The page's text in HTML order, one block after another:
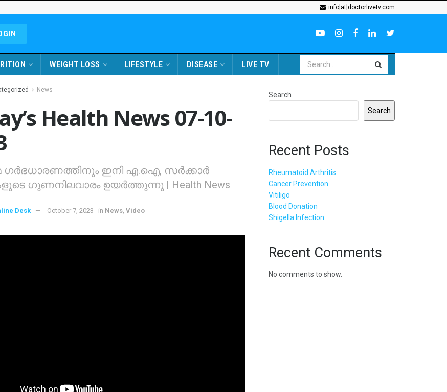
info[at]doctorlivetv.com
WEIGHT LOSS LIFESTYLE DISEASE LIVE TV
News
Health News 07-10-
ഗര്‍ഭധാരണത്തിനും ഇനി എ.ഐ, സര്‍ക്കാര്‍
ഗുണനിലവാരം ഉയര്‍ത്തുന്നു | Health News
Desk October 7, 2023 in News, Video
Search
Search
Recent Posts
Rheumatoid Arthritis
Cancer Prevention
Vitiligo
Blood Donation
Shigella Infection
Recent Comments
No comments to show.